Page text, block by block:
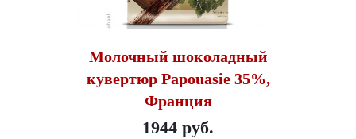
Молочный шоколадный
кувертюр Papouasie 35%,
Франция
1944 руб.